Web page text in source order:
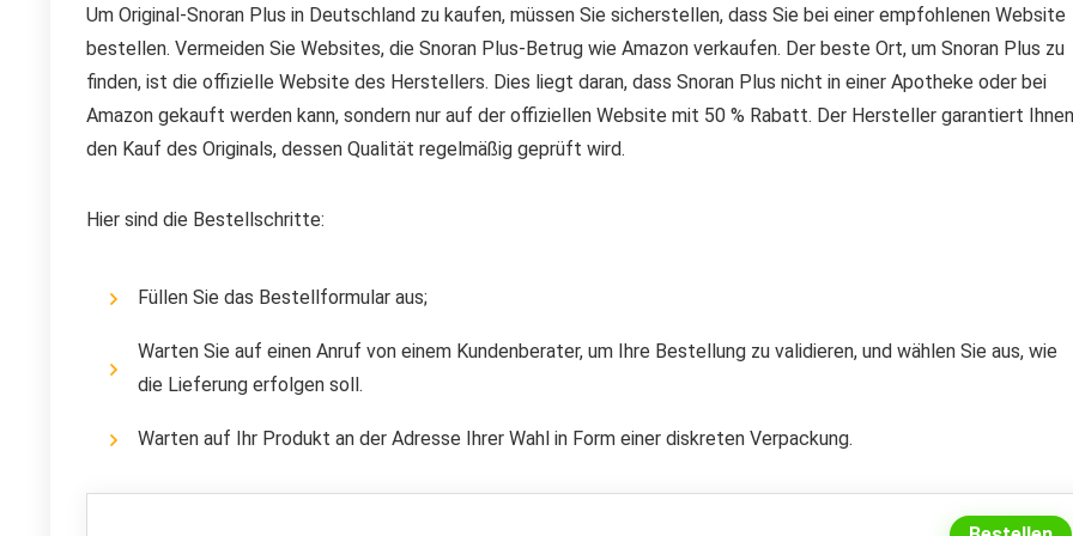
Um Original-Snoran Plus in Deutschland zu kaufen, müssen Sie sicherstellen, dass Sie bei einer empfohlenen Website
bestellen. Vermeiden Sie Websites, die Snoran Plus-Betrug wie Amazon verkaufen. Der beste Ort, um Snoran Plus zu
finden, ist die offizielle Website des Herstellers. Dies liegt daran, dass Snoran Plus nicht in einer Apotheke oder bei
Amazon gekauft werden kann, sondern nur auf der offiziellen Website mit 50 % Rabatt. Der Hersteller garantiert Ihnen
den Kauf des Originals, dessen Qualität regelmäßig geprüft wird.
Hier sind die Bestellschritte:
Füllen Sie das Bestellformular aus;
Warten Sie auf einen Anruf von einem Kundenberater, um Ihre Bestellung zu validieren, und wählen Sie aus, wie
die Lieferung erfolgen soll.
Warten auf Ihr Produkt an der Adresse Ihrer Wahl in Form einer diskreten Verpackung.